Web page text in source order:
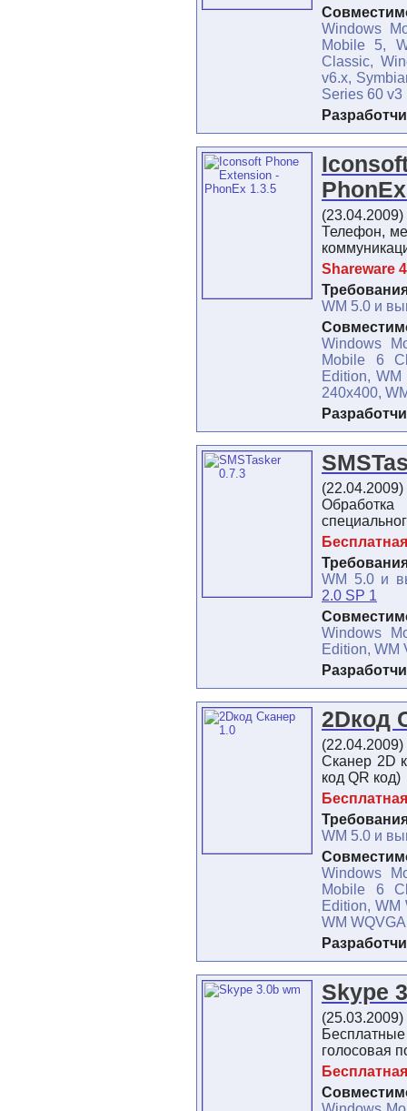
Windows
Mobile 5,
Classic,
v6.x,
Series 60 v3
(23.04.2009)
Телефон,
Shareware
WM 5.0 и
Windows
Mobile 6
Edition, WM
240x400,
(22.04.2009)
Бесплатная
WM 5.0 и
2.0 SP 1
Windows
Edition, WM
2Dкод
(22.04.2009)
Сканер 2D
код QR код)
WM 5.0 и
Windows
Mobile 6
Edition, WM
WM
Skype
(25.03.2009)
голосовая
Бесплатная